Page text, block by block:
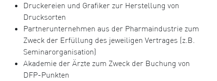
Druckereien und Grafiker zur Herstellung von
Drucksorten
Partnerunternehmen aus der Pharmaindustrie zum
Zweck der Erfüllung des jeweiligen Vertrages (z.B.
Seminarorganisation)
Akademie der Ärzte zum Zweck der Buchung von
DFP-Punkten